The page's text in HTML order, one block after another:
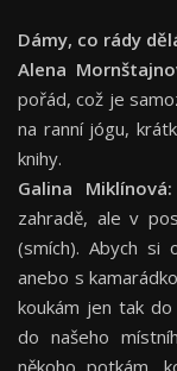
Dámy, co rády
Alena
pořád, což je
na ranní jógu,
knihy.
Galina Miklínová:
zahradě, ale v
(smích). Abych si
anebo s
koukám jen tak
do našeho